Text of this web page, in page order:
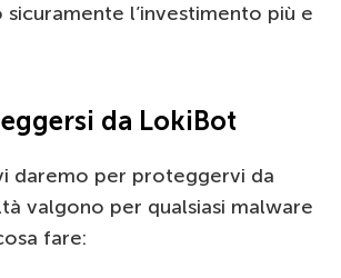
l’investimento più e
da LokiBot
daremo per proteggervi da
valgono per qualsiasi malware
fare: